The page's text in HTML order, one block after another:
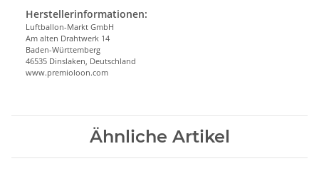
Herstellerinformationen:
Luftballon-Markt GmbH
Am alten Drahtwerk 14
Baden-Württemberg
46535 Dinslaken, Deutschland
www.premioloon.com
Ähnliche Artikel